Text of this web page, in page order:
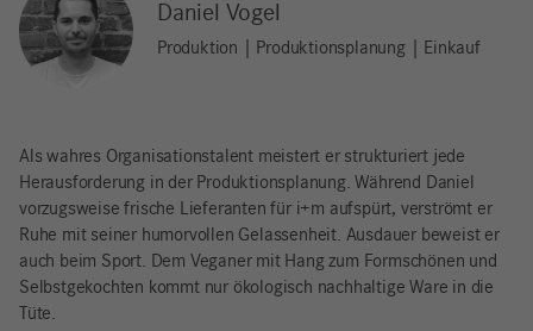
Daniel Vogel
Produktion | Produktionsplanung | Einkauf
Als wahres Organisationstalent meistert er strukturiert jede
Herausforderung in der Produktionsplanung. Während Daniel
vorzugsweise frische Lieferanten für i+m aufspürt, verströmt er
Ruhe mit seiner humorvollen Gelassenheit. Ausdauer beweist er
auch beim Sport. Dem Veganer mit Hang zum Formschönen und
Selbstgekochten kommt nur ökologisch nachhaltige Ware in die
Tüte.